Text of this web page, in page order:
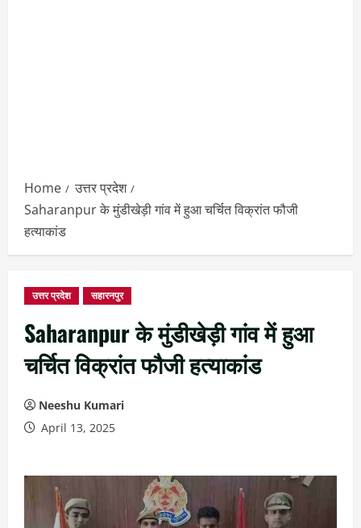
Home
उत्तर प्रदेश
Saharanpur के मुंडीखेड़ी गांव में हुआ चर्चित विक्रांत फौजी
हत्याकांड
उत्तर प्रदेश सहारनपुर
Saharanpur के मुंडीखेड़ी गांव में हुआ
चर्चित विक्रांत फौजी हत्याकांड
Neeshu Kumari
April 13, 2025